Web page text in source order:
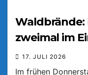
Waldbrände:
zweimal im
17. JULI 2026
Im frühen